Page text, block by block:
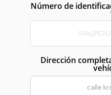
Número de
Dirección